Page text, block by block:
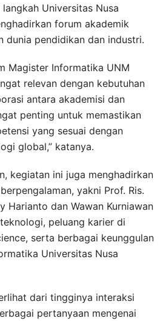
Universitas Nusa
forum akademik
dunia pendidikan dan industri.
Magister Informatika UNM
relevan dengan kebutuhan
antara akademisi dan
penting untuk memastikan
yang sesuai dengan
global,” katanya.
kegiatan ini juga menghadirkan
yakni Prof. Ris.
Harianto dan Wawan Kurniawan
peluang karier di
serta berbagai keunggulan
Universitas Nusa
dari tingginya interaksi
pertanyaan mengenai